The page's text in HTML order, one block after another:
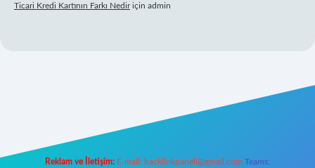
Ticari Kredi Kartının Farkı Nediriçin admin
Reklam ve İletişim: E-mail: backlinkpaneli@gmail.com Teams: